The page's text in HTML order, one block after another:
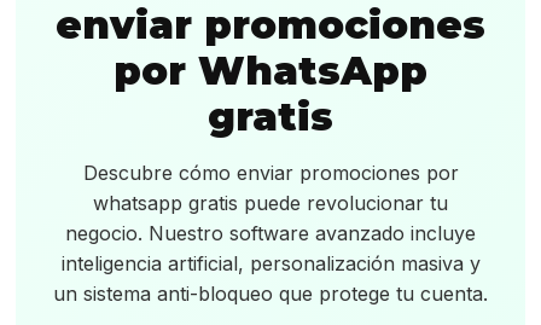
enviar promociones
por WhatsApp
gratis
Descubre cómo enviar promociones por
whatsapp gratis puede revolucionar tu
negocio. Nuestro software avanzado incluye
inteligencia artificial, personalización masiva y
un sistema anti-bloqueo que protege tu cuenta.